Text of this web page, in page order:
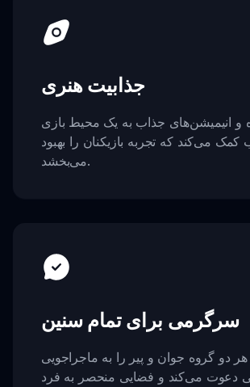
جذابیت هنری
و انیمیشن‌های جذاب به یک محیط بازی
کمک می‌کند که تجربه بازیکنان را بهبود
می‌بخشد.
سرگرمی برای تمام سنین
هر دو گروه جوان و پیر را به ماجراجویی
دعوت می‌کند و فضایی منحصر به فرد